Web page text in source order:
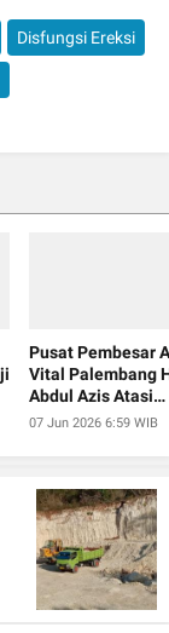
Disfungsi Ereksi
Pusat Pembesar
Vital Palembang
Abdul Azis Atasi
Ejakulasi Dini
07 Jun 2026 6:59 WIB